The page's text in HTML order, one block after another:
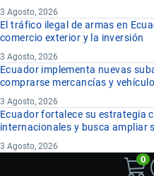
3 Agosto, 2026
El tráfico ilegal de armas en
comercio exterior y la inversión
3 Agosto, 2026
Ecuador implementa nuevas
comprarse mercancías y
3 Agosto, 2026
Ecuador fortalece su estrategia
internacionales y busca ampliar
3 Agosto, 2026
0